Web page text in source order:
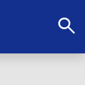
search